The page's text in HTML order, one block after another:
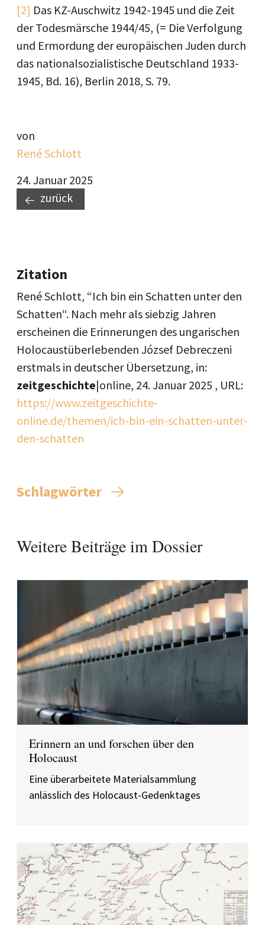
[2] Das KZ-Auschwitz 1942-1945 und die Zeit
der Todesmärsche 1944/45, (= Die Verfolgung
und Ermordung der europäischen Juden durch
das nationalsozialistische Deutschland 1933-
1945, Bd. 16), Berlin 2018, S. 79.
von
René Schlott
24. Januar 2025
zurück
Zitation
René Schlott, “Ich bin ein Schatten unter den
Schatten“. Nach mehr als siebzig Jahren
erscheinen die Erinnerungen des ungarischen
Holocaustüberlebenden József Debreczeni
erstmals in deutscher Übersetzung, in:
zeitgeschichte|online, 24. Januar 2025 , URL:
https://www.zeitgeschichte-
online.de/themen/ich-bin-ein-schatten-unter-
den-schatten
Schlagwörter
Weitere Beiträge im Dossier
Erinnern an und forschen über den
Holocaust
Eine überarbeitete Materialsammlung
anlässlich des Holocaust-Gedenktages